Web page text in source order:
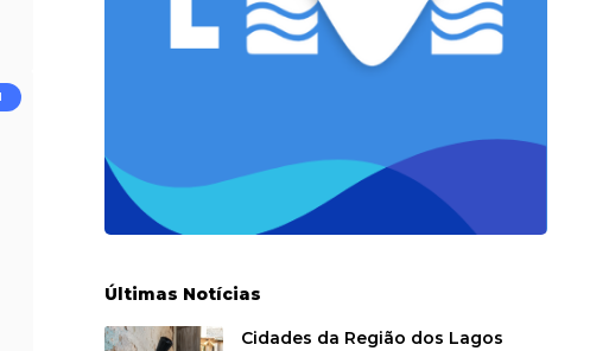
Últimas Notícias
Cidades da Região dos Lagos